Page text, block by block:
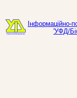
Інформаційно-
'УФД/